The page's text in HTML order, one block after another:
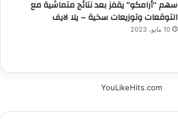
سهم “أرامكو” يقفز بعد نتائج متماشية مع
التوقعات وتوزيعات سخية – يلا لايف
10 مايو، 2023
YouLikeHits.com